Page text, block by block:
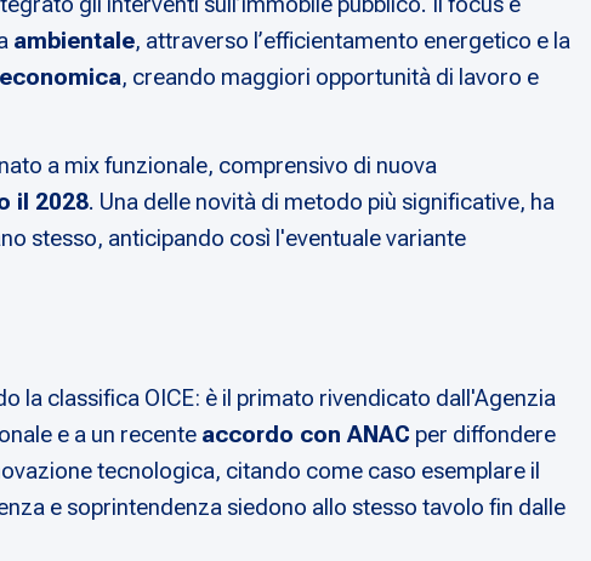
ambientale, attraverso l’efficientamento energetico e la
economica, creando maggiori opportunità di lavoro e
a mix funzionale, comprensivo di nuova
il 2028. Una delle novità di metodo più significative, ha
stesso, anticipando così l'eventuale variante
la classifica OICE: è il primato rivendicato dall'Agenzia
e a un recente accordo con ANAC per diffondere
tecnologica, citando come caso esemplare il
e soprintendenza siedono allo stesso tavolo fin dalle